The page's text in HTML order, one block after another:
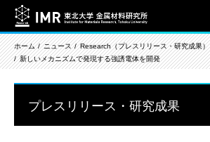
ホーム ニュース
Research（プレスリリース・研究成果）
新しいメカニズムで発現する強誘電体を開発
プレスリリース・研究成果